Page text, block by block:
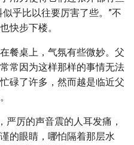
乎比以往要厉害了些。”不
快步下楼。
餐桌上，气氛有些微妙。父
常因为这样那样的事情无法
碌了许多，然而越是临近父
严厉的声音震的人耳发痛，
的眼睛，哪怕隔着那层水